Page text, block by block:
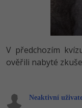
HTML5,
JavaScript
Python
HTML /
Vývojář
C#
Tester
PHP -80%
-80%
V předchozím
ověřili nabyté
Neaktivní